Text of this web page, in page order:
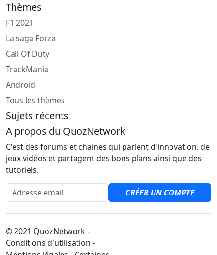
Thèmes
F1 2021
La saga Forza
Call Of Duty
TrackMania
Android
Tous les thèmes
Sujets récents
A propos du QuozNetwork
C'est des forums et chaines qui parlent d'innovation, de
jeux vidéos et partagent des bons plans ainsi que des
tutoriels.
Adresse email
CRÉER UN COMPTE
© 2021 QuozNetwork -
Conditions d'utilisation -